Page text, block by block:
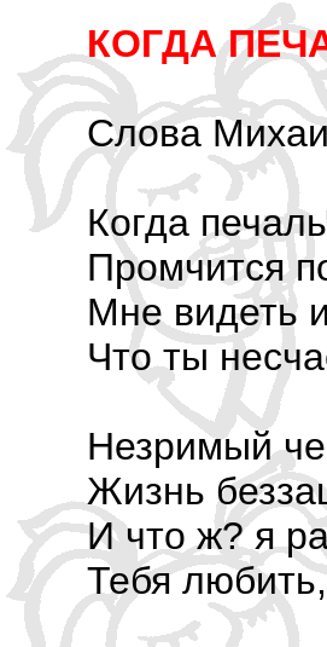
КОГДА
Слова
Когда
Промчится
Мне видеть
Что ты
Незримый
Жизнь
И что ж? я
Тебя